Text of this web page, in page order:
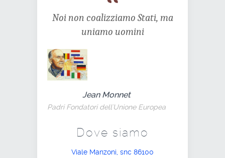
Noi non coalizziamo Stati, ma
uniamo uomini
Jean Monnet
Padri Fondatori dell'Unione Europea
Dove siamo
Viale Manzoni, snc 86100